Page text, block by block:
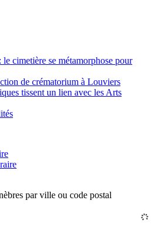
cimetière se métamorphose pour
de crématorium à Louviers
tissent un lien avec les Arts
par ville ou code postal